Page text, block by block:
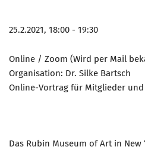
MARKETING PIONIERE
Marketing Pioniere im BVMC
Clubmagazin
25.2.2021, 18:00 - 19:30
Online / Zoom (Wird per Mail
Organisation: Dr. Silke Bartsch
Online-Vortrag für Mitglieder und
Das Rubin Museum of Art in New